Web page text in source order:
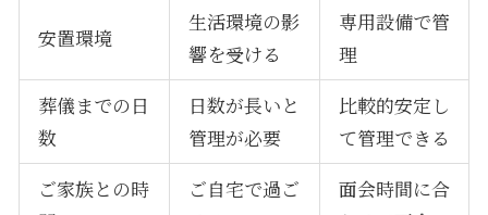
安置環境
生活環境の影
響を受ける
専用設備で管
理
葬儀までの日
数
日数が長いと
管理が必要
比較的安定し
て管理できる
ご家族との時
ご自宅で過ご
面会時間に合